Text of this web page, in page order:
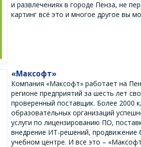
и развлечениях в городе Пенза, не
картинг всё это и многое другое вы
«Максофт»
Компания «Максофт» работает на
регионе предприятий за шесть лет
проверенный поставщик. Более 2000
образовательных организаций
услуги по лицензированию ПО,
внедрение ИТ-решений, продвижение
учебном центре. И все это –